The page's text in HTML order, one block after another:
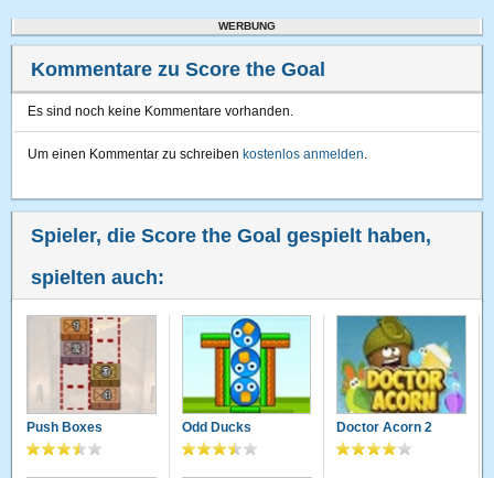
WERBUNG
Kommentare zu Score the Goal
Es sind noch keine Kommentare vorhanden.
Um einen Kommentar zu schreiben kostenlos anmelden.
Spieler, die Score the Goal gespielt haben,
spielten auch:
Push Boxes Odd Ducks Doctor Acorn 2